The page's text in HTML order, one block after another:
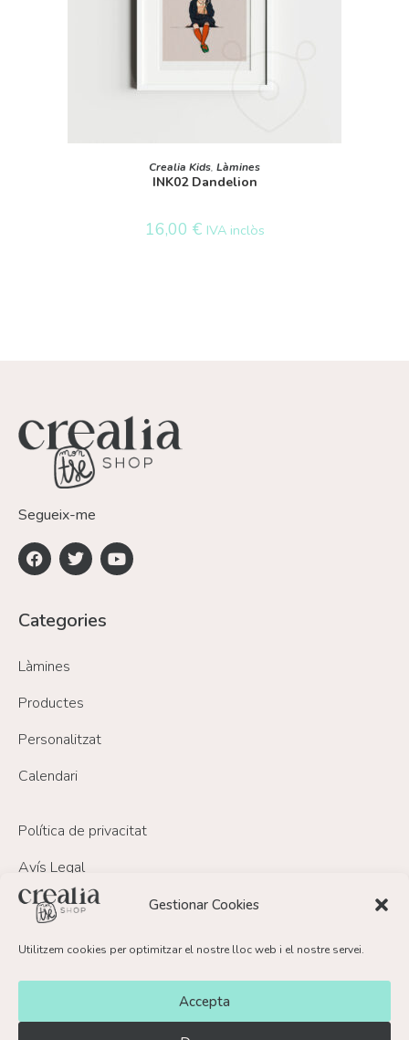
Gestionar Cookies
Utilitzem cookies per optimitzar el nostre lloc web i el nostre servei.
Accepta
AFEGEIX A LA CISTELLA
Crealia Kids, Làmines
INK02 Dandelion
16,00 € IVA inclòs
Segueix-me
Categories
Làmines
Productes
Personalitzat
Calendari
Política de privacitat
Avís Legal
Política de Cookies
Política de devolucions i reemborsament